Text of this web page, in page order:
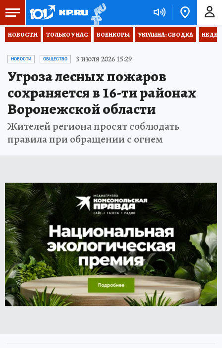
НОВОСТИ ТОЛЬКО У НАС ВОЕНКОРЫ УКРАИНА: СВОДКА
НОВОСТИ ОБЩЕСТВО 3 июля 2026 15:29
Угроза лесных пожаров
сохраняется в 16-ти районах
Воронежской области
Жителей региона просят соблюдать
правила при обращении с огнем